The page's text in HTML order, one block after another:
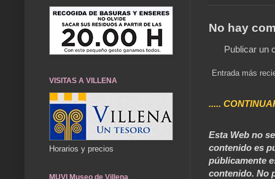
No hay
Publicar un
Entrada más
.....
Esta Web no
contenido es
públicamente
contenido. No
VISITAS A VILLENA
Horarios y precios
MUVI Museo de Villena